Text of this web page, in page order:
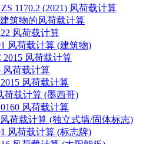
1170.2 (2021) 风荷载计算
建筑物的风荷载计算
22 风荷载计算
风荷载计算 (建筑物)
2015 风荷载计算
风荷载计算
风荷载计算
荷载计算 (墨西哥)
风荷载计算
风荷载计算 (独立式墙/固体标志)
风荷载计算 (标志牌)